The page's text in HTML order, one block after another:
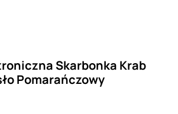
Skarbonka Krab
Pomarańczowy